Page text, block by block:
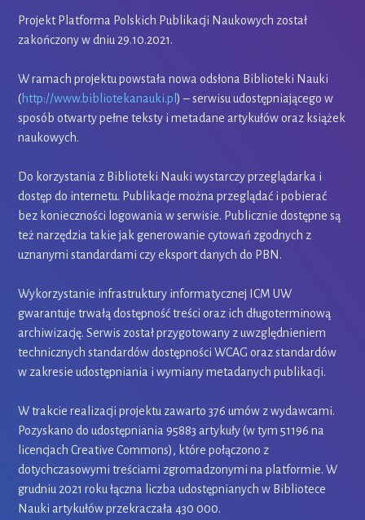
Projekt Platforma Polskich Publikacji Naukowych został
zakończony w dniu 29.10.2021.
W ramach projektu powstała nowa odsłona Biblioteki Nauki
(http://www.bibliotekanauki.pl) – serwisu udostępniającego w
sposób otwarty pełne teksty i metadane artykułów oraz książek
naukowych.
Do korzystania z Biblioteki Nauki wystarczy przeglądarka i
dostęp do internetu. Publikacje można przeglądać i pobierać
bez konieczności logowania w serwisie. Publicznie dostępne są
też narzędzia takie jak generowanie cytowań zgodnych z
uznanymi standardami czy eksport danych do PBN.
Wykorzystanie infrastruktury informatycznej ICM UW
gwarantuje trwałą dostępność treści oraz ich długoterminową
archiwizację. Serwis został przygotowany z uwzględnieniem
technicznych standardów dostępności WCAG oraz standardów
w zakresie udostępniania i wymiany metadanych publikacji.
W trakcie realizacji projektu zawarto 376 umów z wydawcami.
Pozyskano do udostępniania 95883 artykuły (w tym 51196 na
licencjach Creative Commons), które połączono z
dotychczasowymi treściami zgromadzonymi na platformie. W
grudniu 2021 roku łączna liczba udostępnianych w Bibliotece
Nauki artykułów przekraczała 430 000.